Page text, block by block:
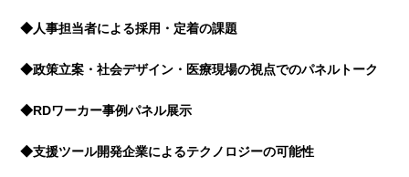
◆人事担当者による採用・定着の課題
◆政策立案・社会デザイン・医療現場の視点でのパネルトーク
◆RDワーカー事例パネル展示
◆支援ツール開発企業によるテクノロジーの可能性